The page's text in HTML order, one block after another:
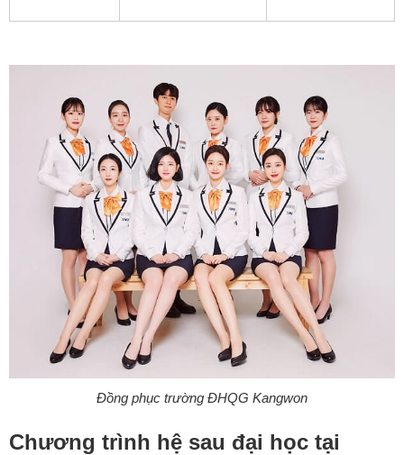
Đồng phục trường ĐHQG Kangwon
Chương trình hệ sau đại học tại